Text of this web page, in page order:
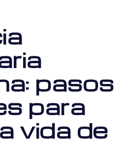
pasos
para
vida de